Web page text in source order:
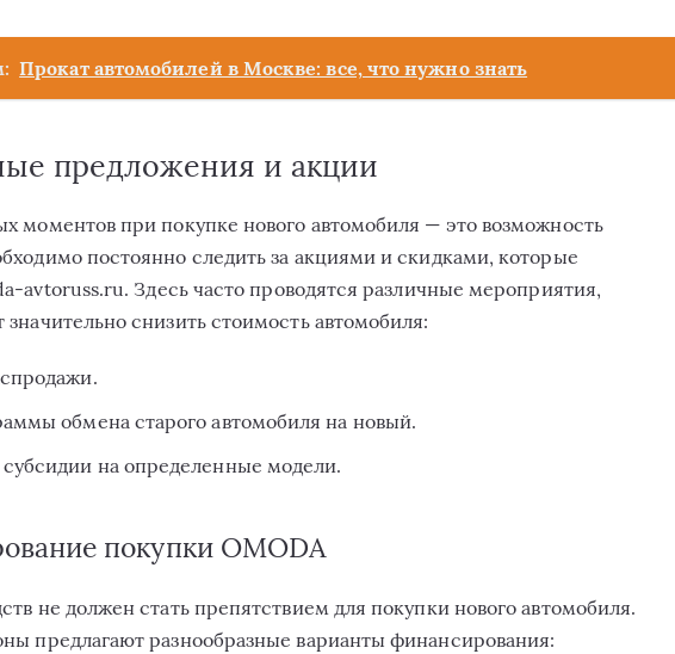
Прокат автомобилей в Москве: все, что нужно знать
предложения и акции
моментов при покупке нового автомобиля — это возможность
постоянно следить за акциями и скидками, которые
avtoruss.ru. Здесь часто проводятся различные мероприятия,
снизить стоимость автомобиля:
обмена старого автомобиля на новый.
на определенные модели.
покупки OMODA
не должен стать препятствием для покупки нового автомобиля.
предлагают разнообразные варианты финансирования: